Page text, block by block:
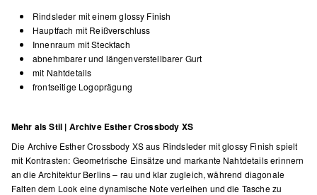
Rindsleder mit einem glossy Finish
Hauptfach mit Reißverschluss
Innenraum mit Steckfach
abnehmbarer und längenverstellbarer Gurt
mit Nahtdetails
frontseitige Logoprägung
Mehr als Stil | Archive Esther Crossbody XS
Die Archive Esther Crossbody XS aus Rindsleder mit glossy Finish spielt
mit Kontrasten: Geometrische Einsätze und markante Nahtdetails erinnern
an die Architektur Berlins – rau und klar zugleich, während diagonale
Falten dem Look eine dynamische Note verleihen und die Tasche zu